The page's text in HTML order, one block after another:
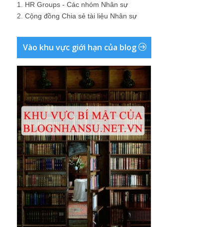
1. HR Groups - Các nhóm Nhân sự
2. Cộng đồng Chia sẻ tài liệu Nhân sự
Vào khu vực giới hạn của blog